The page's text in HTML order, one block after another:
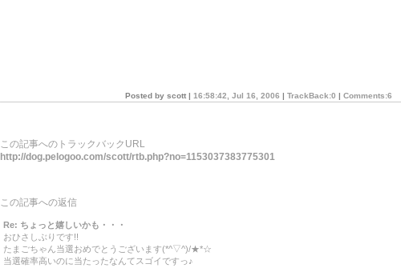
Posted by scott | 16:58:42, Jul 16, 2006 | TrackBack:0 | Comments:6
この記事へのトラックバックURL
http://dog.pelogoo.com/scott/rtb.php?no=1153037383775301
この記事への返信
Re: ちょっと嬉しいかも・・・
おひさしぶりです!!
たまごちゃん当選おめでとうございます(*^▽^)/★*☆
当選確率高いのに当たったなんてスゴイですっ♪